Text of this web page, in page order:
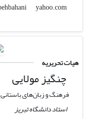
omidmbehbahani
yahoo.com
هیات تحریریه
چنگیز مولایی
فرهنگ و زبان‌های باستانی
استاد دانشگاه تبریز